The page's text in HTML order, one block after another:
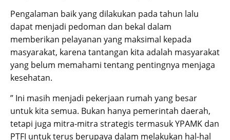
Pengalaman baik yang dilakukan pada tahun lalu
dapat menjadi pedoman dan bekal dalam
memberikan pelayanan yang maksimal kepada
masyarakat, karena tantangan kita adalah masyarakat
yang belum memahami tentang pentingnya menjaga
kesehatan.
” Ini masih menjadi pekerjaan rumah yang besar
untuk kita semua. Bukan hanya pemerintah daerah,
tetapi juga mitra-mitra strategis termasuk YPAMK dan
PTFI untuk terus berupaya dalam melakukan hal-hal